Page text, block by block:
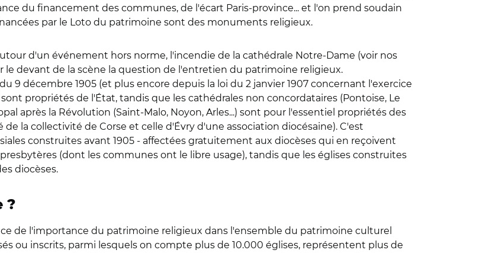
du financement des communes, de l'écart Paris-province... et l'on prend soudain
par le Loto du patrimoine sont des monuments religieux.
d'un événement hors norme, l'incendie de la cathédrale Notre-Dame (voir nos
le devant de la scène la question de l'entretien du patrimoine religieux.
9 décembre 1905 (et plus encore depuis la loi du 2 janvier 1907 concernant l'exercice
propriétés de l'État, tandis que les cathédrales non concordataires (Pontoise, Le
après la Révolution (Saint-Malo, Noyon, Arles...) sont pour l'essentiel propriétés des
la collectivité de Corse et celle d'Évry d'une association diocésaine). C'est
construites avant 1905 - affectées gratuitement aux diocèses qui en reçoivent
(dont les communes ont le libre usage), tandis que les églises construites
diocèses.
?
de l'importance du patrimoine religieux dans l'ensemble du patrimoine culturel
ou inscrits, parmi lesquels on compte plus de 10.000 églises, représentent plus de